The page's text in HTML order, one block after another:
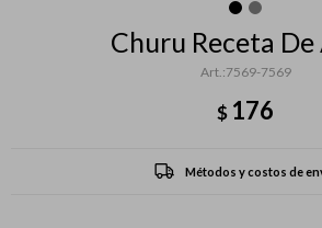
Churu Receta
7569-7569
$ 176
Métodos y costos de